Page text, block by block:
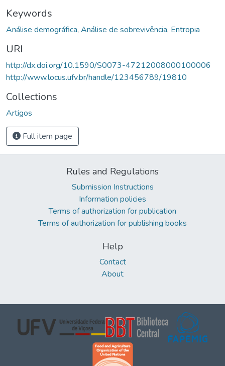
Keywords
Análise demográfica, Análise de sobrevivência, Entropia
URI
http://dx.doi.org/10.1590/S0073-47212008000100006
http://www.locus.ufv.br/handle/123456789/19810
Collections
Artigos
Full item page
Rules and Regulations
Submission Instructions
Information policies
Terms of authorization for publication
Terms of authorization for publishing books
Help
Contact
About